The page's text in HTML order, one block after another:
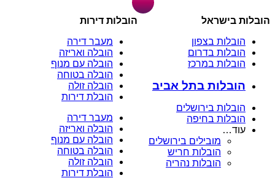
הובלות בישראל
הובלות בצפון
הובלות בדרום
הובלות במרכז
הובלות בתל אביב
הובלות בירושלים
הובלות בחיפה
עוד…
מובילים בירושלים
הובלות חריש
הובלות נהריה
הובלות דירות
מעבר דירה
הובלה ואריזה
הובלה עם מנוף
הובלה בטוחה
הובלה זולה
הובלת דירות
מעבר דירה
הובלה ואריזה
הובלה עם מנוף
הובלה בטוחה
הובלה זולה
הובלת דירות